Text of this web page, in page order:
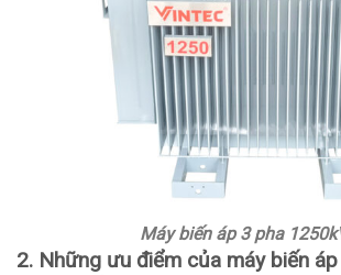
Máy biến áp 3 pha
2. Những ưu điểm của máy biến